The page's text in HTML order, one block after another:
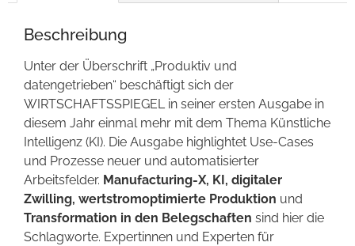
Beschreibung
Unter der Überschrift „Produktiv und
datengetrieben“ beschäftigt sich der
WIRTSCHAFTSSPIEGEL in seiner ersten Ausgabe in
diesem Jahr einmal mehr mit dem Thema Künstliche
Intelligenz (KI). Die Ausgabe highlightet Use-Cases
und Prozesse neuer und automatisierter
Arbeitsfelder. Manufacturing-X, KI, digitaler
Zwilling, wertstromoptimierte Produktion und
Transformation in den Belegschaften sind hier die
Schlagworte. Expertinnen und Experten für